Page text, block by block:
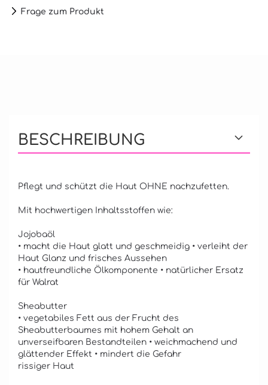
Frage zum Produkt
BESCHREIBUNG
Pflegt und schützt die Haut OHNE nachzufetten.
Mit hochwertigen Inhaltsstoffen wie:
Jojobaöl
• macht die Haut glatt und geschmeidig • verleiht der
Haut Glanz und frisches Aussehen
• hautfreundliche Ölkomponente • natürlicher Ersatz
für Walrat
Sheabutter
• vegetabiles Fett aus der Frucht des
Sheabutterbaumes mit hohem Gehalt an
unverseifbaren Bestandteilen • weichmachend und
glättender Effekt • mindert die Gefahr
rissiger Haut